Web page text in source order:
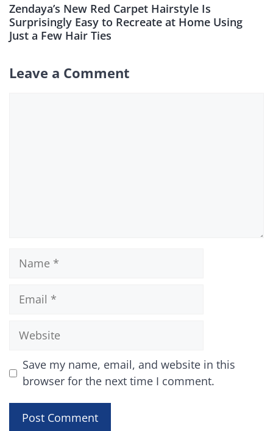
Zendaya’s New Red Carpet Hairstyle Is
Surprisingly Easy to Recreate at Home Using
Just a Few Hair Ties
Leave a Comment
Name
Email
Website
Save my name, email, and website in this
browser for the next time I comment.